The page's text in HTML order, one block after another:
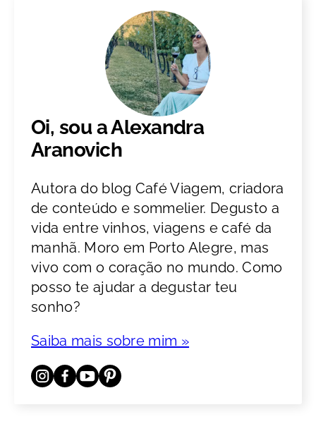
Oi, sou a Alexandra
Aranovich
Autora do blog Café Viagem, criadora
de conteúdo e sommelier. Degusto a
vida entre vinhos, viagens e café da
manhã. Moro em Porto Alegre, mas
vivo com o coração no mundo. Como
posso te ajudar a degustar teu
sonho?
Saiba mais sobre mim »